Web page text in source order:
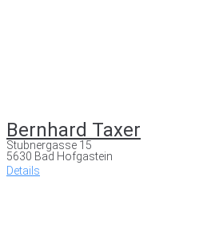
Bernhard Taxer
Stubnergasse 15
5630 Bad Hofgastein
Details